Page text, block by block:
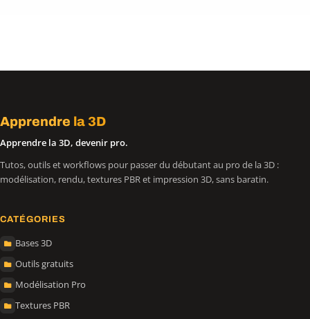
Apprendre la 3D
Apprendre la 3D, devenir pro.
Tutos, outils et workflows pour passer du débutant au pro de la 3D :
modélisation, rendu, textures PBR et impression 3D, sans baratin.
CATÉGORIES
Bases 3D
Outils gratuits
Modélisation Pro
Textures PBR